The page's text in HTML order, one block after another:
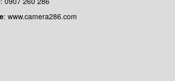
: www.camera286.com